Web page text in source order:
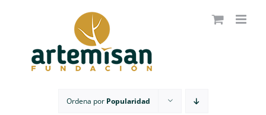
Ordena por Popularidad